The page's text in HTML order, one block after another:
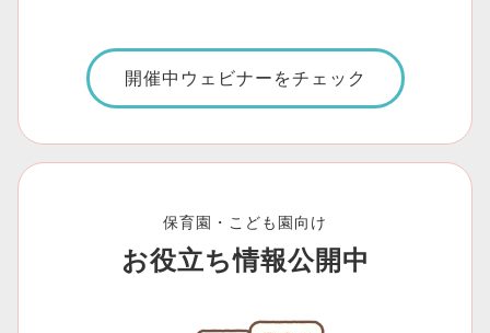
開催中ウェビナーをチェック
保育園・こども園向け
お役立ち情報公開中